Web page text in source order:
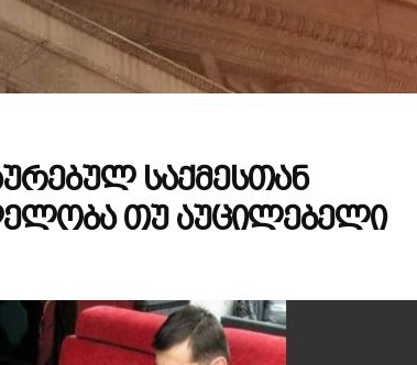
საქმესთან
თუ აუცილებელი